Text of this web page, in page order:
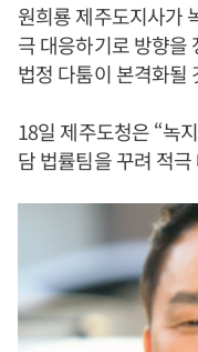
원희룡 제주도지사가
극 대응하기로 방향을
법정 다툼이 본격화될
18일 제주도청은 “녹
담 법률팀을 꾸려 적